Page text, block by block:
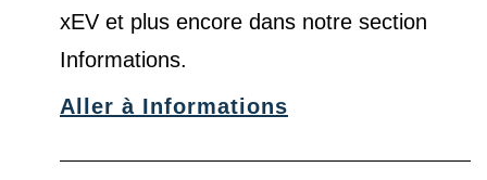
xEV et plus encore dans notre section
Informations.
Aller à Informations